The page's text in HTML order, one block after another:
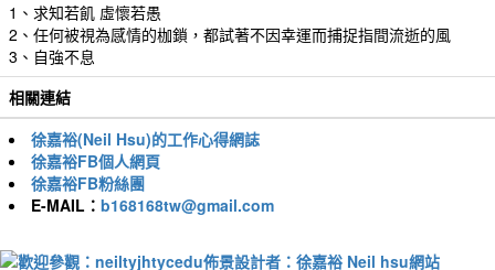
1、求知若飢 虛懷若愚
2、任何被視為感情的枷鎖，都試著不因幸運而捕捉指間流逝的風
3、自強不息
相關連結
徐嘉裕(Neil Hsu)的工作心得網誌
徐嘉裕FB個人網頁
徐嘉裕FB粉絲團
E-MAIL： b168168tw@gmail.com